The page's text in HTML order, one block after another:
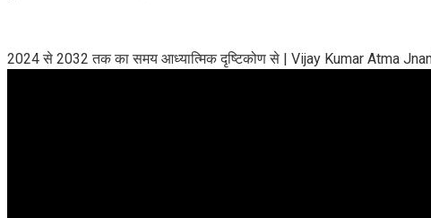
2024 से 2032 तक का समय आध्यात्मिक दृष्टिकोण से | Vijay Kumar Atma